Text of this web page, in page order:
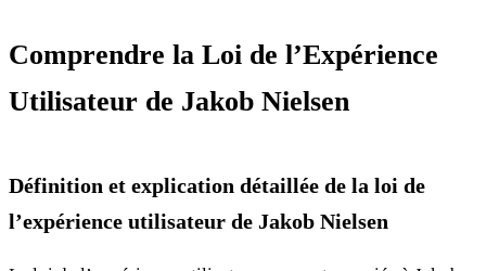
Comprendre la Loi de l’Expérience
Utilisateur de Jakob Nielsen
Définition et explication détaillée de la loi de
l’expérience utilisateur de Jakob Nielsen